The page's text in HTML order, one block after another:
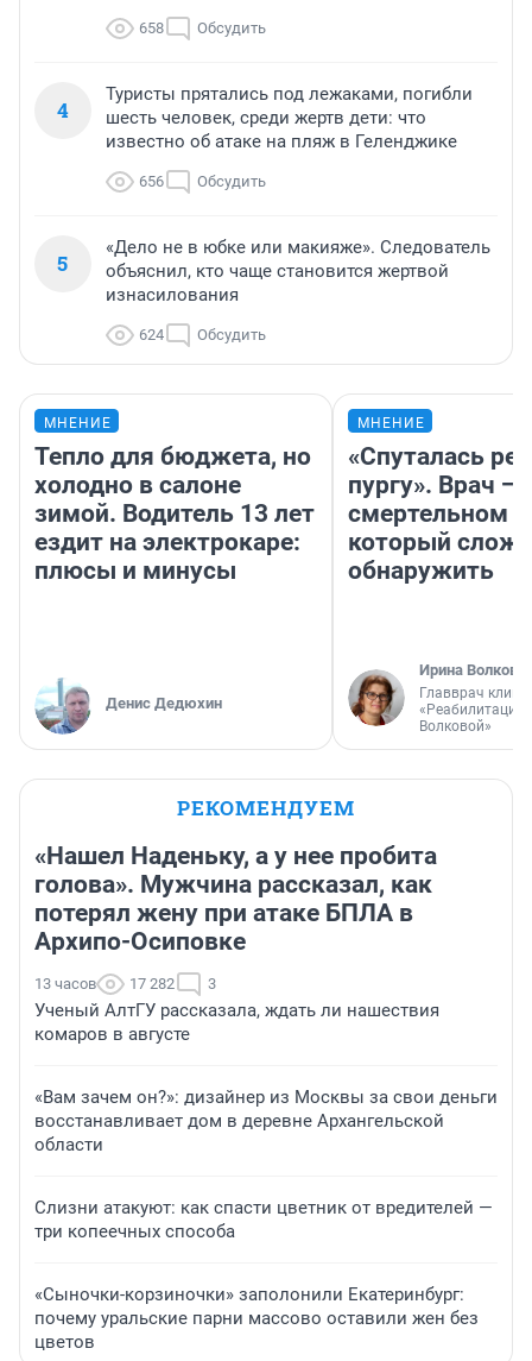
658 Обсудить
4
Туристы прятались под лежаками, погибли
шесть человек, среди жертв дети: что
известно об атаке на пляж в Геленджике
656 Обсудить
5
«Дело не в юбке или макияже». Следователь
объяснил, кто чаще становится жертвой
изнасилования
624 Обсудить
МНЕНИЕ
Тепло для бюджета, но
холодно в салоне
зимой. Водитель 13 лет
ездит на электрокаре:
плюсы и минусы
Денис Дедюхин
МНЕНИЕ
«Спуталась
пургу». Врач —
смертельном
который
обнаружить
Ирина Волкова
Главврач
«Реабилитация
Волковой»
РЕКОМЕНДУЕМ
«Нашел Наденьку, а у нее пробита
голова». Мужчина рассказал, как
потерял жену при атаке БПЛА в
Архипо-Осиповке
13 часов 17 282 3
Ученый АлтГУ рассказала, ждать ли нашествия
комаров в августе
«Вам зачем он?»: дизайнер из Москвы за свои деньги
восстанавливает дом в деревне Архангельской
области
Слизни атакуют: как спасти цветник от вредителей —
три копеечных способа
«Сыночки-корзиночки» заполонили Екатеринбург:
почему уральские парни массово оставили жен без
цветов